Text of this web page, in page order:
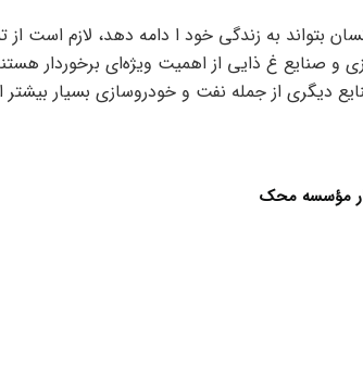
بتواند به زندگی خود ا دامه دهد، لازم است
و صنایع غ ذایی از اهمیت ویژه‌ای برخوردار
دیگری از جمله نفت و خودروسازی بسیار
مؤسسه محک